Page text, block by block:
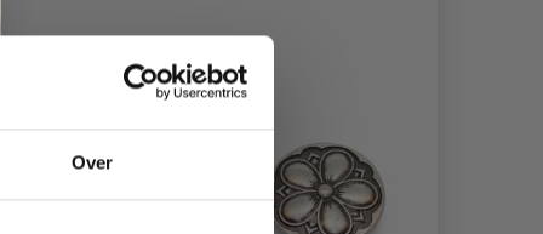
Over